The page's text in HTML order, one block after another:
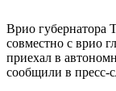
Врио губернатора
совместно с
приехал в
сообщили в пресс-